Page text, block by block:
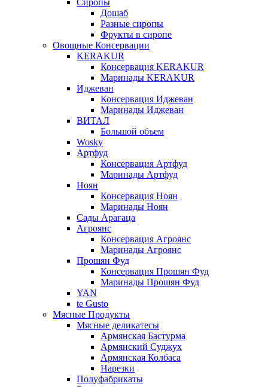
Сиропы
Дошаб
Разные сиропы
Фрукты в сиропе
Овощные Консервации
KERAKUR
Консервация KERAKUR
Маринады KERAKUR
Иджеван
Консервация Иджеван
Маринады Иджеван
ВИТАЛ
Большой объем
Wosky
Артфуд
Консервация Артфуд
Маринады Артфуд
Ноян
Консервация Ноян
Маринады Ноян
Сады Арагаца
Агроянс
Консервация Агроянс
Маринады Агроянс
Прошян Фуд
Консервация Прошян Фуд
Маринады Прошян Фуд
YAN
te Gusto
Мясные Продукты
Мясные деликатесы
Армянская Бастурма
Армянский Суджух
Армянская Колбаса
Нарезки
Полуфабрикаты